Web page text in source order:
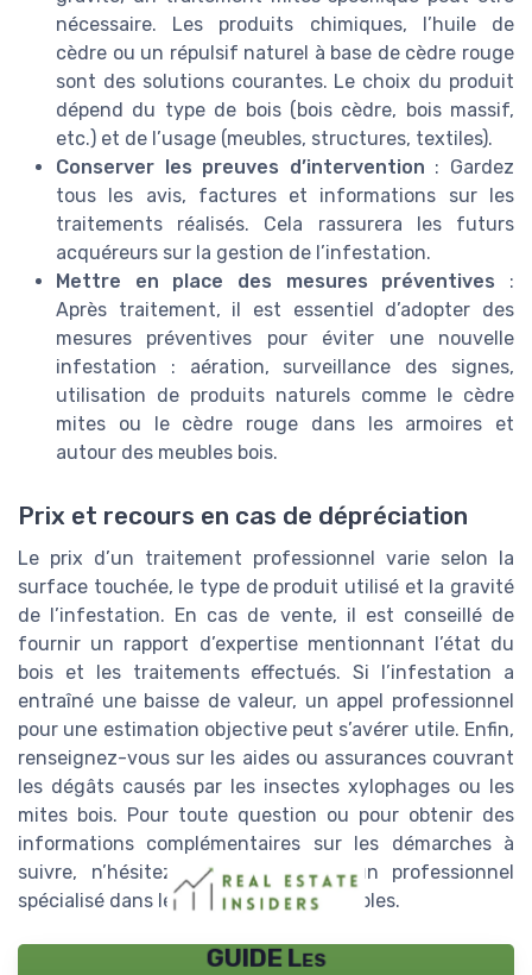
nécessaire. Les produits chimiques, l’huile de
cèdre ou un répulsif naturel à base de cèdre rouge
sont des solutions courantes. Le choix du produit
dépend du type de bois (bois cèdre, bois massif,
etc.) et de l’usage (meubles, structures, textiles).
Conserver les preuves d’intervention : Gardez
tous les avis, factures et informations sur les
traitements réalisés. Cela rassurera les futurs
acquéreurs sur la gestion de l’infestation.
Mettre en place des mesures préventives :
Après traitement, il est essentiel d’adopter des
mesures préventives pour éviter une nouvelle
infestation : aération, surveillance des signes,
utilisation de produits naturels comme le cèdre
mites ou le cèdre rouge dans les armoires et
autour des meubles bois.
Prix et recours en cas de dépréciation
Le prix d’un traitement professionnel varie selon la
surface touchée, le type de produit utilisé et la gravité
de l’infestation. En cas de vente, il est conseillé de
fournir un rapport d’expertise mentionnant l’état du
bois et les traitements effectués. Si l’infestation a
entraîné une baisse de valeur, un appel professionnel
pour une estimation objective peut s’avérer utile. Enfin,
renseignez-vous sur les aides ou assurances couvrant
les dégâts causés par les insectes xylophages ou les
mites bois. Pour toute question ou pour obtenir des
informations complémentaires sur les démarches à
suivre, n’hésitez pas à consulter un professionnel
spécialisé dans le traitement des nuisibles.
GUIDE Les